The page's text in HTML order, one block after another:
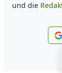
und die